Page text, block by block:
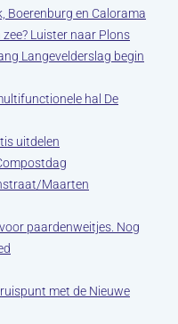
Boerenburg en Calorama
Luister naar Plons
Langevelderslag begin
hal De
uitdelen
Maarten
paardenweitjes. Nog
met de Nieuwe